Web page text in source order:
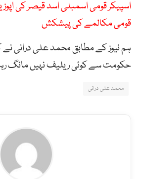
اسپیکر قومی اسمبلی اسد قیصر کی
قومی مکالمے کی پیشکش
ہم نیوز کے مطابق محمد علی درانی نے
حکومت سے کوئی ریلیف نہیں مانگ
محمد علی درانی